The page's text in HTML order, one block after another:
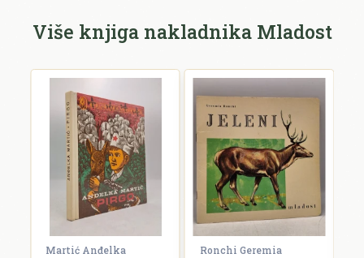
Više knjiga nakladnika Mladost
Martić Anđelka Ronchi Geremia